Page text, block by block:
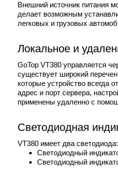
Внешний источник питания
делает возможным
легковых и грузовых
Локальное и
GoTop VT380 управляется
существует широкий
которые устройство всегда
адрес и порт сервера,
применены удаленно с
Светодиодная
VT380 имеет два светодиода:
Светодиодный
Светодиодный